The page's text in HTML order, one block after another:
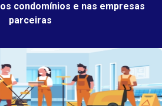
condomínios e nas empresas
parceiras